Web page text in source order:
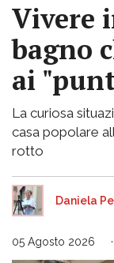
Vivere
bagno
ai
La curiosa
casa popolare
rotto
Daniela
05 Agosto 2026